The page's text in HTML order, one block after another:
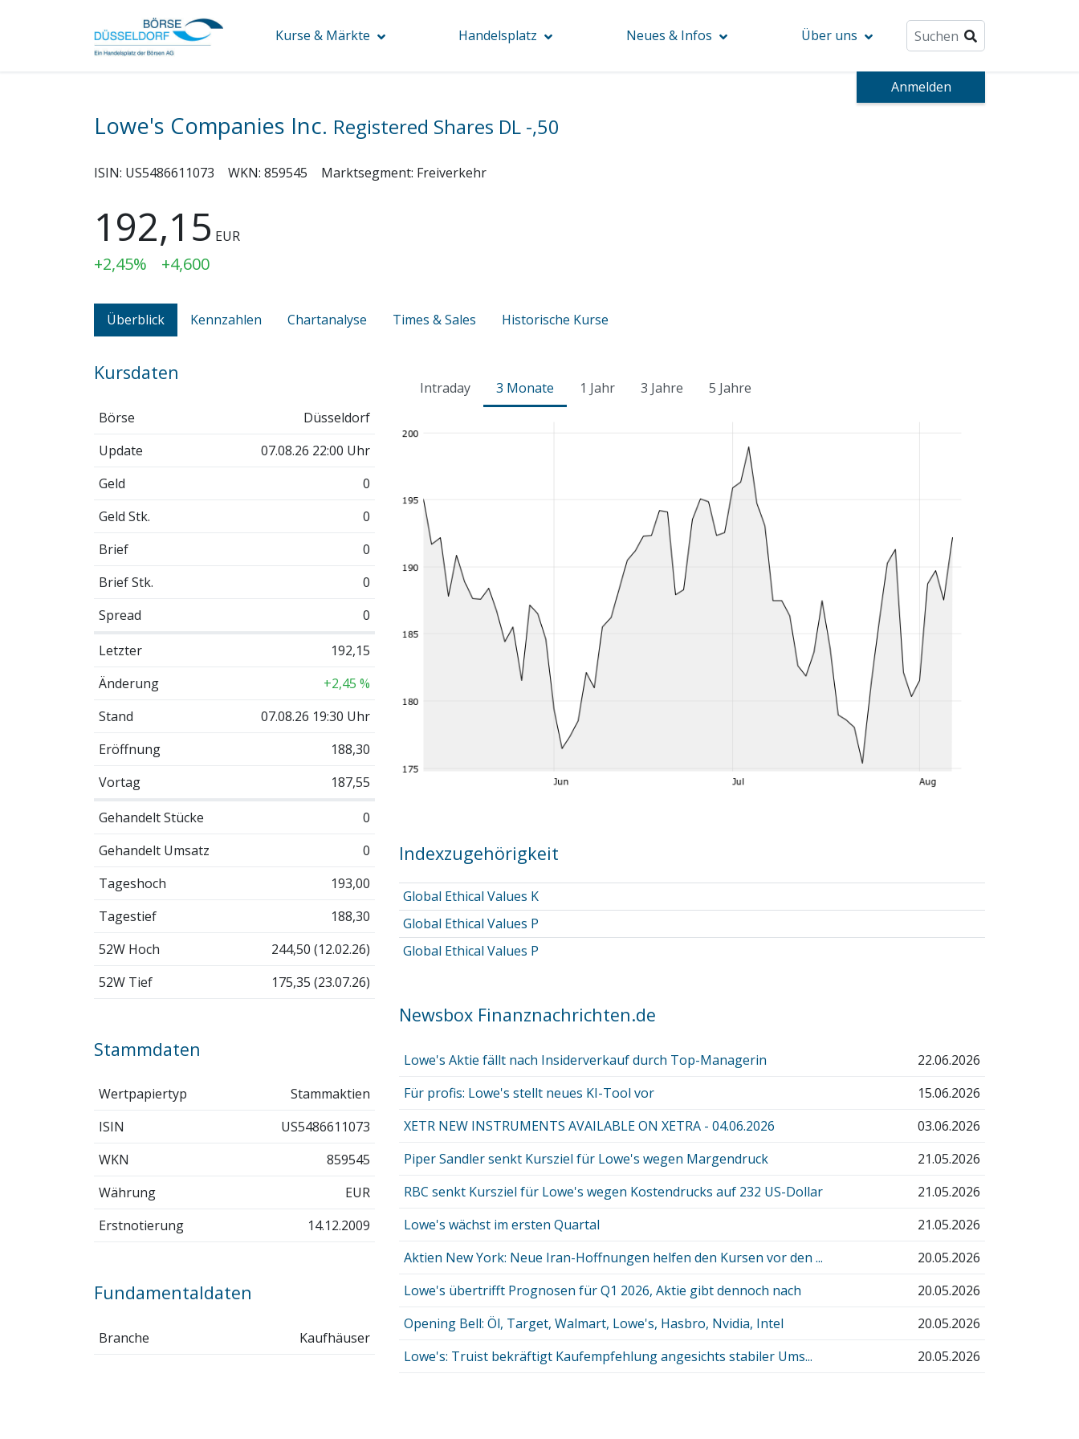
Kurse & Märkte Handelsplatz Neues & Infos Über uns
Anmelden
Lowe's Companies Inc. Registered Shares DL -,50
ISIN: US5486611073 WKN: 859545 Marktsegment: Freiverkehr
192,15 EUR
+2,45% +4,600
Überblick Kennzahlen Chartanalyse Times & Sales Historische Kurse
Kursdaten
Börse
Düsseldorf
Update
07.08.26 22:00 Uhr
Geld
0
Geld Stk.
0
Brief
0
Brief Stk.
0
Spread
0
Letzter
192,15
Änderung
+2,45 %
Stand
07.08.26 19:30 Uhr
Eröffnung
188,30
Vortag
187,55
Gehandelt Stücke
0
Gehandelt Umsatz
0
Tageshoch
193,00
Tagestief
188,30
52W Hoch
244,50 (12.02.26)
52W Tief
175,35 (23.07.26)
Stammdaten
Wertpapiertyp
Stammaktien
ISIN
US5486611073
WKN
859545
Währung
EUR
Erstnotierung
14.12.2009
Fundamentaldaten
Branche Kaufhäuser
Intraday 3 Monate 1 Jahr 3 Jahre 5 Jahre
Indexzugehörigkeit
Global Ethical Values K
Global Ethical Values P
Global Ethical Values P
Newsbox Finanznachrichten.de
Lowe's Aktie fällt nach Insiderverkauf durch Top-Managerin
22.06.2026
Für profis: Lowe's stellt neues KI-Tool vor
15.06.2026
XETR NEW INSTRUMENTS AVAILABLE ON XETRA - 04.06.2026
03.06.2026
Piper Sandler senkt Kursziel für Lowe's wegen Margendruck
21.05.2026
RBC senkt Kursziel für Lowe's wegen Kostendrucks auf 232 US-Dollar
21.05.2026
Lowe's wächst im ersten Quartal
21.05.2026
Aktien New York: Neue Iran-Hoffnungen helfen den Kursen vor den ...
20.05.2026
Lowe's übertrifft Prognosen für Q1 2026, Aktie gibt dennoch nach
20.05.2026
Opening Bell: Öl, Target, Walmart, Lowe's, Hasbro, Nvidia, Intel
20.05.2026
Lowe's: Truist bekräftigt Kaufempfehlung angesichts stabiler Ums...
20.05.2026